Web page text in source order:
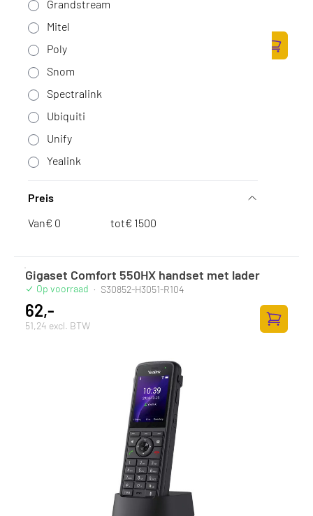
Grandstream
Mitel
Poly
Snom
Spectralink
Ubiquiti
Unify
Yealink
Preis
Van€ tot€
139,-
114,88 excl. BTW
Zum
Gigaset Comfort 550HX handset met lader
Op voorraad · S30852-H3051-R104
62,-
51,24 excl. BTW
Zum